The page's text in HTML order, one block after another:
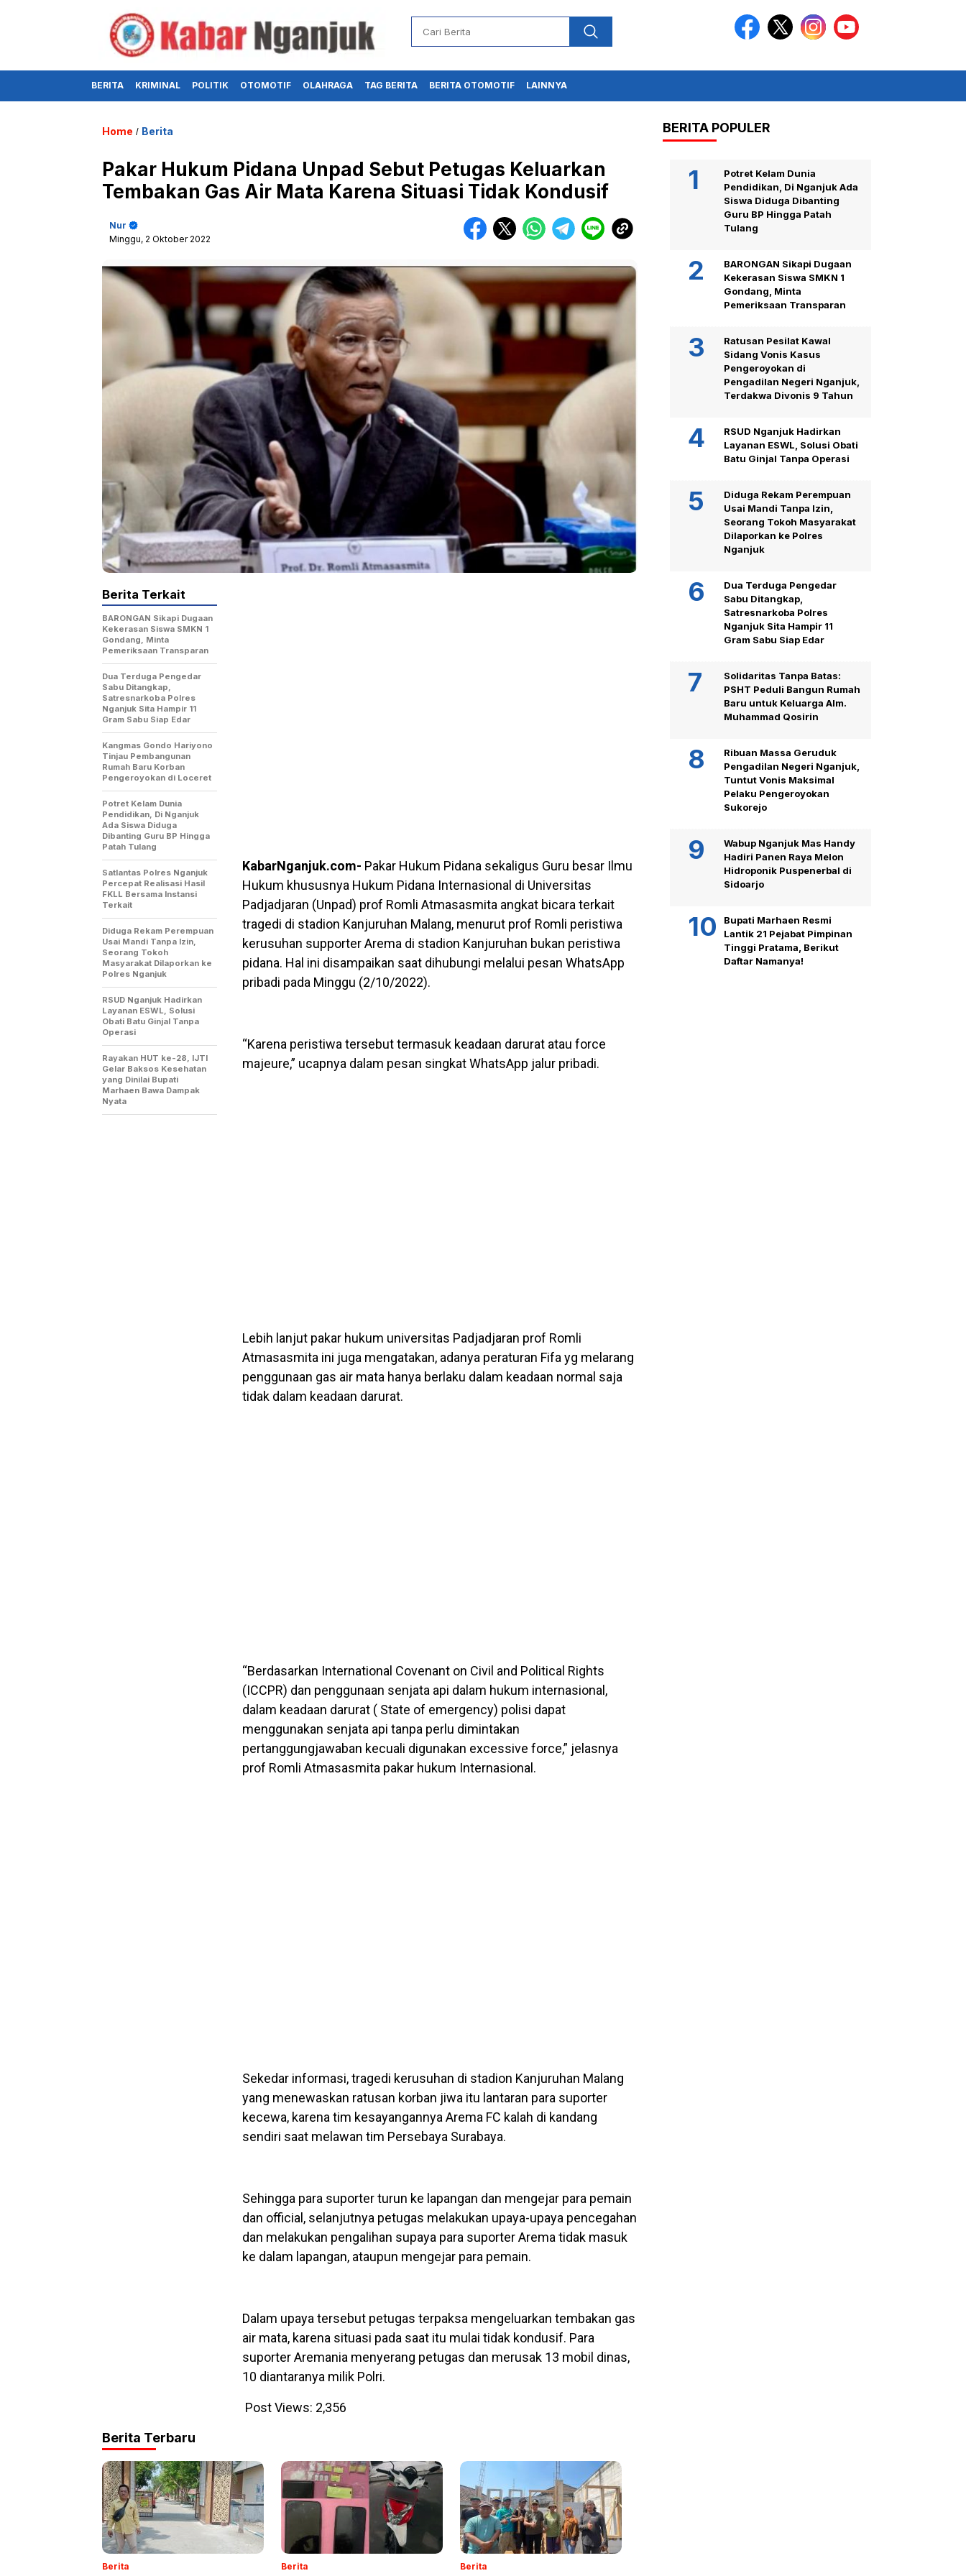
BERITA KRIMINAL POLITIK OTOMOTIF OLAHRAGA TAG BERITA BERITA OTOMOTIF LAINNYA
Home / Berita
Pakar Hukum Pidana Unpad Sebut Petugas Keluarkan
Tembakan Gas Air Mata Karena Situasi Tidak Kondusif
Nur
Minggu, 2 Oktober 2022
KabarNganjuk.com- Pakar Hukum Pidana sekaligus Guru besar Ilmu
Hukum khususnya Hukum Pidana Internasional di Universitas
Padjadjaran (Unpad) prof Romli Atmasasmita angkat bicara terkait
tragedi di stadion Kanjuruhan Malang, menurut prof Romli peristiwa
kerusuhan supporter Arema di stadion Kanjuruhan bukan peristiwa
pidana. Hal ini disampaikan saat dihubungi melalui pesan WhatsApp
pribadi pada Minggu (2/10/2022).
“Karena peristiwa tersebut termasuk keadaan darurat atau force
majeure,” ucapnya dalam pesan singkat WhatsApp jalur pribadi.
Lebih lanjut pakar hukum universitas Padjadjaran prof Romli
Atmasasmita ini juga mengatakan, adanya peraturan Fifa yg melarang
penggunaan gas air mata hanya berlaku dalam keadaan normal saja
tidak dalam keadaan darurat.
“Berdasarkan International Covenant on Civil and Political Rights
(ICCPR) dan penggunaan senjata api dalam hukum internasional,
dalam keadaan darurat ( State of emergency) polisi dapat
menggunakan senjata api tanpa perlu dimintakan
pertanggungjawaban kecuali digunakan excessive force,” jelasnya
prof Romli Atmasasmita pakar hukum Internasional.
Sekedar informasi, tragedi kerusuhan di stadion Kanjuruhan Malang
yang menewaskan ratusan korban jiwa itu lantaran para suporter
kecewa, karena tim kesayangannya Arema FC kalah di kandang
sendiri saat melawan tim Persebaya Surabaya.
Sehingga para suporter turun ke lapangan dan mengejar para pemain
dan official, selanjutnya petugas melakukan upaya-upaya pencegahan
dan melakukan pengalihan supaya para suporter Arema tidak masuk
ke dalam lapangan, ataupun mengejar para pemain.
Dalam upaya tersebut petugas terpaksa mengeluarkan tembakan gas
air mata, karena situasi pada saat itu mulai tidak kondusif. Para
suporter Aremania menyerang petugas dan merusak 13 mobil dinas,
10 diantaranya milik Polri.
Post Views: 2,356
Berita Terkait
BARONGAN Sikapi Dugaan
Kekerasan Siswa SMKN 1
Gondang, Minta
Pemeriksaan Transparan
Dua Terduga Pengedar
Sabu Ditangkap,
Satresnarkoba Polres
Nganjuk Sita Hampir 11
Gram Sabu Siap Edar
Kangmas Gondo Hariyono
Tinjau Pembangunan
Rumah Baru Korban
Pengeroyokan di Loceret
Potret Kelam Dunia
Pendidikan, Di Nganjuk
Ada Siswa Diduga
Dibanting Guru BP Hingga
Patah Tulang
Satlantas Polres Nganjuk
Percepat Realisasi Hasil
FKLL Bersama Instansi
Terkait
Diduga Rekam Perempuan
Usai Mandi Tanpa Izin,
Seorang Tokoh
Masyarakat Dilaporkan ke
Polres Nganjuk
RSUD Nganjuk Hadirkan
Layanan ESWL, Solusi
Obati Batu Ginjal Tanpa
Operasi
Rayakan HUT ke-28, IJTI
Gelar Baksos Kesehatan
yang Dinilai Bupati
Marhaen Bawa Dampak
Nyata
Berita Terbaru
Berita Berita Berita
BERITA POPULER
Potret Kelam Dunia
Pendidikan, Di Nganjuk Ada
Siswa Diduga Dibanting
Guru BP Hingga Patah
Tulang
BARONGAN Sikapi Dugaan
Kekerasan Siswa SMKN 1
Gondang, Minta
Pemeriksaan Transparan
Ratusan Pesilat Kawal
Sidang Vonis Kasus
Pengeroyokan di
Pengadilan Negeri Nganjuk,
Terdakwa Divonis 9 Tahun
RSUD Nganjuk Hadirkan
Layanan ESWL, Solusi Obati
Batu Ginjal Tanpa Operasi
Diduga Rekam Perempuan
Usai Mandi Tanpa Izin,
Seorang Tokoh Masyarakat
Dilaporkan ke Polres
Nganjuk
Dua Terduga Pengedar
Sabu Ditangkap,
Satresnarkoba Polres
Nganjuk Sita Hampir 11
Gram Sabu Siap Edar
Solidaritas Tanpa Batas:
PSHT Peduli Bangun Rumah
Baru untuk Keluarga Alm.
Muhammad Qosirin
Ribuan Massa Geruduk
Pengadilan Negeri Nganjuk,
Tuntut Vonis Maksimal
Pelaku Pengeroyokan
Sukorejo
Wabup Nganjuk Mas Handy
Hadiri Panen Raya Melon
Hidroponik Puspenerbal di
Sidoarjo
Bupati Marhaen Resmi
Lantik 21 Pejabat Pimpinan
Tinggi Pratama, Berikut
Daftar Namanya!